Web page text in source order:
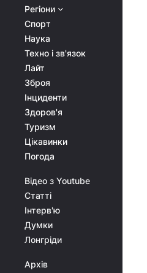
Регіони
Спорт
Наука
Техно і зв'язок
Лайт
Зброя
Інциденти
Здоров'я
Туризм
Цікавинки
Погода
Відео з Youtube
Статті
Інтерв'ю
Думки
Лонгріди
Архів